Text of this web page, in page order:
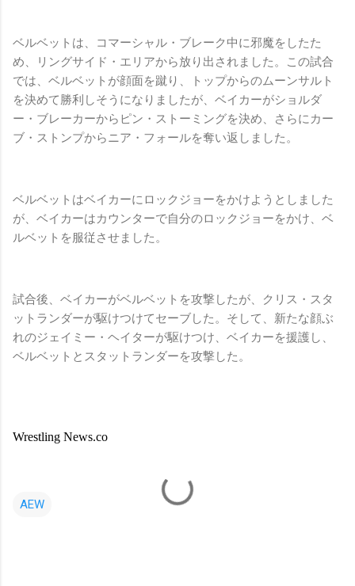
ベルベットは、コマーシャル・ブレーク中に邪魔をしたた
め、リングサイド・エリアから放り出されました。この試合
では、ベルベットが顔面を蹴り、トップからのムーンサルト
を決めて勝利しそうになりましたが、ベイカーがショルダ
ー・ブレーカーからピン・ストーミングを決め、さらにカー
ブ・ストンプからニア・フォールを奪い返しました。
ベルベットはベイカーにロックジョーをかけようとしました
が、ベイカーはカウンターで自分のロックジョーをかけ、ベ
ルベットを服従させました。
試合後、ベイカーがベルベットを攻撃したが、クリス・スタ
ットランダーが駆けつけてセーブした。そして、新たな顔ぶ
れのジェイミー・ヘイターが駆けつけ、ベイカーを援護し、
ベルベットとスタットランダーを攻撃した。
Wrestling News.co
AEW